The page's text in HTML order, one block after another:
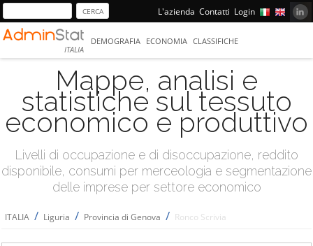
L'azienda Contatti Login
ITALIA
DEMOGRAFIA ECONOMIA CLASSIFICHE
Mappe, analisi e
statistiche sul tessuto
economico e produttivo
Livelli di occupazione e di disoccupazione, reddito
disponibile, consumi per merceologia e segmentazione
delle imprese per settore economico
ITALIA / Liguria / Provincia di Genova / Ronco Scrivia